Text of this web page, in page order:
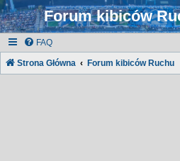
Forum kibiców
FAQ
Strona Główna Forum kibiców Ruchu